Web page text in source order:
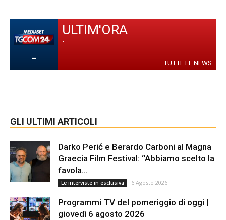
-
ULTIM'ORA
-
TUTTE LE NEWS
GLI ULTIMI ARTICOLI
Darko Perić e Berardo Carboni al Magna
Graecia Film Festival: “Abbiamo scelto la
favola...
Le interviste in esclusiva 6 Agosto 2026
Programmi TV del pomeriggio di oggi |
giovedì 6 agosto 2026